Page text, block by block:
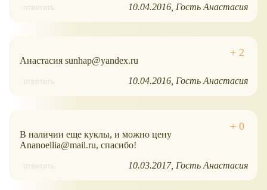
ответить 10.04.2016 Гость Анастасия
Анастасия sunhap@yandex.ru
ответить 10.04.2016 Гость Анастасия
В наличии еще куклы, и можно цену
Ananoellia@mail.ru, спасибо!
ответить 10.03.2017 Гость Анастасия